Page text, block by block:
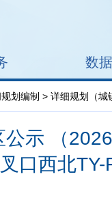
数
划编制 > 详细规划（城
公示 （
口西北